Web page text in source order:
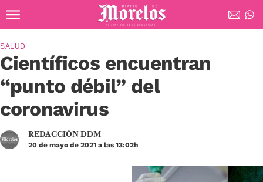
Diario de Morelos
Científicos encuentran
“punto débil” del
coronavirus
SALUD
REDACCIÓN DDM
20 de mayo de 2021 a las 13:02h